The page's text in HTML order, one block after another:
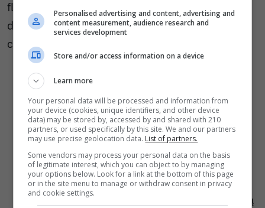
fluorescencyjny jest używany przez urzędników,
dendrologów oraz firmy ogrodnicze do kilku
celów:
Numeracja ewidencyjna (Inwentaryzacja):
Każde drzewo na danym terenie dostaje swój
unikalny numer (cyfry). Specjaliści oceniają
wtedy jego stan zdrowia, gatunek i wymiary.
To standardowa procedura przy zarządzaniu
zielenią miejską.
Zabiegi pielęgnacyjne:Litery lub symbole
mogą być instrukcją dla pilarzy, np. oznaczają
Personalised advertising and content, advertising and
content measurement, audience research and
services development
Store and/or access information on a device
Learn more
Your personal data will be processed and information from
your device (cookies, unique identifiers, and other device
data) may be stored by, accessed by and shared with 210
partners, or used specifically by this site. We and our partners
may use precise geolocation data. List of partners.
Some vendors may process your personal data on the basis
of legitimate interest, which you can object to by managing
your options below. Look for a link at the bottom of this page
or in the site menu to manage or withdraw consent in privacy
and cookie settings.